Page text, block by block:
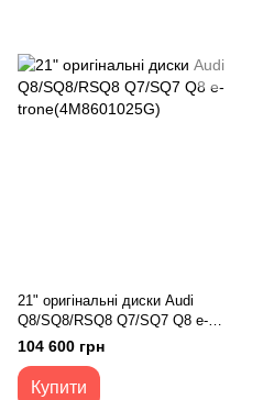
21" оригінальні диски Audi
Q8/SQ8/RSQ8 Q7/SQ7 Q8 e-
trone(4M8601025G)
104 600 грн
Купити